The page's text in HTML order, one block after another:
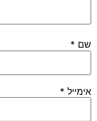
שם *
אימייל *